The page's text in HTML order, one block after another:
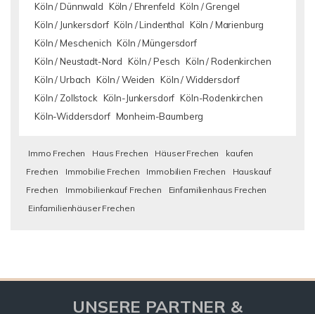
Köln / Dünnwald Köln / Ehrenfeld Köln / Grengel
Köln / Junkersdorf Köln / Lindenthal Köln / Marienburg
Köln / Meschenich Köln / Müngersdorf
Köln / Neustadt-Nord Köln / Pesch Köln / Rodenkirchen
Köln / Urbach Köln / Weiden Köln / Widdersdorf
Köln / Zollstock Köln-Junkersdorf Köln-Rodenkirchen
Köln-Widdersdorf Monheim-Baumberg
Immo Frechen Haus Frechen Häuser Frechen
kaufen
Frechen
Immobilie Frechen Immobilien Frechen
Hauskauf
Frechen
Immobilienkauf Frechen
Einfamilienhaus Frechen
Einfamilienhäuser Frechen
UNSERE PARTNER &